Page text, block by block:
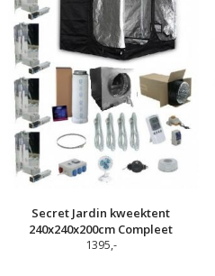
Secret Jardin kweektent
240x240x200cm Compleet
1395,-